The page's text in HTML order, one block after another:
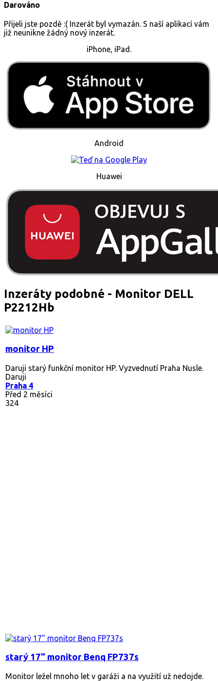
Darováno
Přijeli jste pozdě :( Inzerát byl vymazán. S naší aplikací vám
již neunikne žádný nový inzerát.
iPhone, iPad.
Android
Huawei
Inzeráty podobné - Monitor DELL
P2212Hb
monitor HP
Daruji starý funkční monitor HP. Vyzvednutí Praha Nusle.
Daruji
Praha 4
Před 2 měsíci
324
starý 17" monitor Benq FP737s
Monitor ležel mnoho let v garáži a na využití už nedojde.